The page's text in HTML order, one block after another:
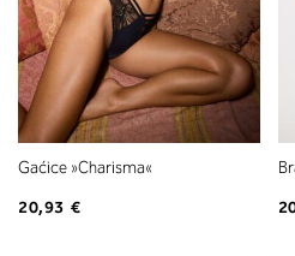
Gaćice »Charisma«
20,93 €